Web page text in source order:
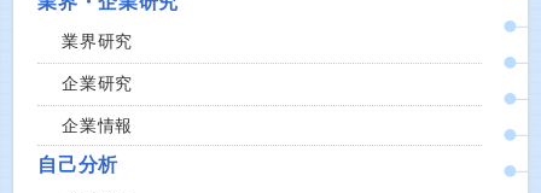
業界研究
企業研究
企業情報
自己分析